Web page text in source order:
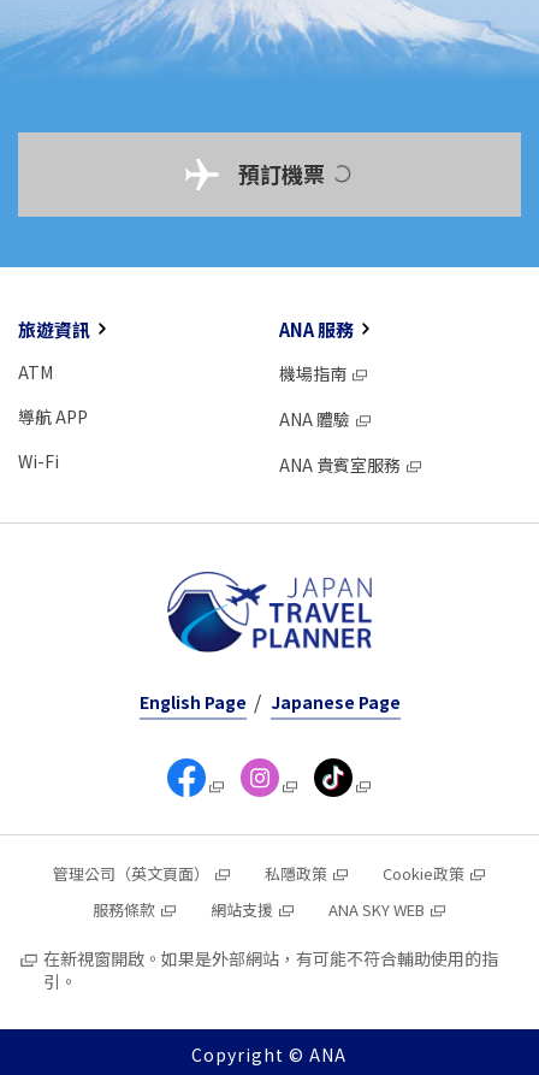
預訂機票
旅遊資訊
ATM
導航 APP
Wi-Fi
ANA 服務
機場指南
ANA 體驗
ANA 貴賓室服務
English Page Japanese Page
管理公司（英文頁面） 私隱政策
Cookie政策
服務條款
網站支援 ANA SKY WEB
在新視窗開啟。如果是外部網站，有可能不符合輔助使用的指
引。
Copyright © ANA